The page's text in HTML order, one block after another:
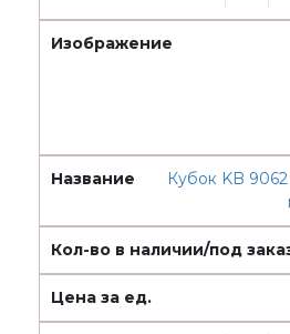
Кубок KB